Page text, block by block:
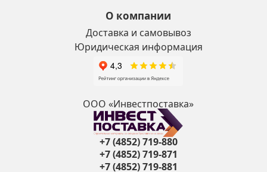
О компании
Доставка и самовывоз
Юридическая информация
ООО «Инвестпоставка»
+7 (4852) 719-880
+7 (4852) 719-871
+7 (4852) 719-881